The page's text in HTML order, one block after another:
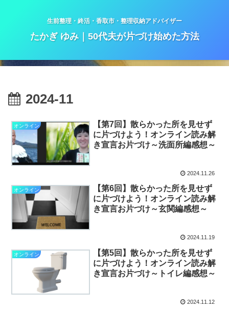
生前整理・終活・香取市・整理収納アドバイザー
たかぎ ゆみ｜50代夫が片づけ始めた方法
2024-11
オンライン
【第7回】散らかった所を見せず
に片づけよう！オンライン読み解
き宣言お片づけ～洗面所編感想～
2024.11.26
オンライン
【第6回】散らかった所を見せず
に片づけよう！オンライン読み解
き宣言お片づけ～玄関編感想～
2024.11.19
オンライン
【第5回】散らかった所を見せず
に片づけよう！オンライン読み解
き宣言お片づけ～トイレ編感想～
2024.11.12